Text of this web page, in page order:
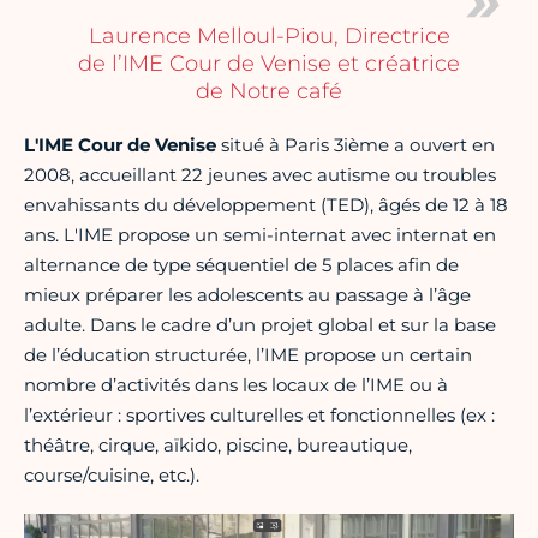
Laurence Melloul-Piou, Directrice
de l’IME Cour de Venise et créatrice
de Notre café
L'IME Cour de Venise situé à Paris 3ième a ouvert en
2008, accueillant 22 jeunes avec autisme ou troubles
envahissants du développement (TED), âgés de 12 à 18
ans. L'IME propose un semi-internat avec internat en
alternance de type séquentiel de 5 places afin de
mieux préparer les adolescents au passage à l’âge
adulte. Dans le cadre d’un projet global et sur la base
de l’éducation structurée, l’IME propose un certain
nombre d’activités dans les locaux de l’IME ou à
l’extérieur : sportives culturelles et fonctionnelles (ex :
théâtre, cirque, aïkido, piscine, bureautique,
course/cuisine, etc.).